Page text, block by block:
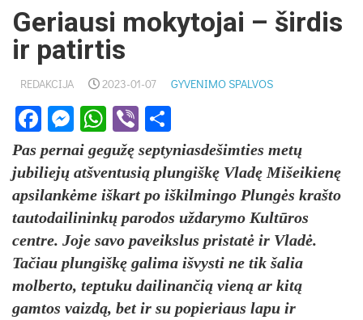
Geriausi mokytojai – širdis
ir patirtis
REDAKCIJA 2023-01-07 GYVENIMO SPALVOS
Facebook
Messenger
WhatsApp
Viber
Pas pernai gegužę septyniasdešimties metų
jubiliejų atšventusią plungiškę Vladę Mišeikienę
apsilankėme iškart po iškilmingo Plungės krašto
tautodailininkų parodos uždarymo Kultūros
centre. Joje savo paveikslus pristatė ir Vladė.
Tačiau plungiškę galima išvysti ne tik šalia
molberto, teptuku dailinančią vieną ar kitą
gamtos vaizdą, bet ir su popieriaus lapu ir